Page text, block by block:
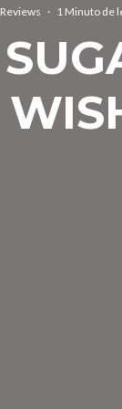
Reviews · 1 Minuto de